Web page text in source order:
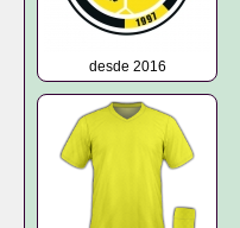
desde 2016